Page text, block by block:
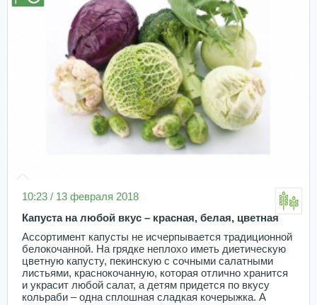
10:23 / 13 февраля 2018
Капуста на любой вкус – красная, белая, цветная
Ассортимент капусты не исчерпывается традиционной
белокочанной. На грядке неплохо иметь диетическую
цветную капусту, пекинскую с сочными салатными
листьями, краснокочанную, которая отлично хранится
и украсит любой салат, а детям придется по вкусу
кольраби – одна сплошная сладкая кочерыжка. А